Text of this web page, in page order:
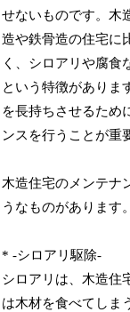
せないものです。木
造や鉄骨造の住宅に
く、シロアリや腐食
という特徴がありま
を長持ちさせるため
ンスを行うことが重
木造住宅のメンテナ
うなものがあります。
* -シロアリ駆除-
シロアリは、木造住
は木材を食べてしま